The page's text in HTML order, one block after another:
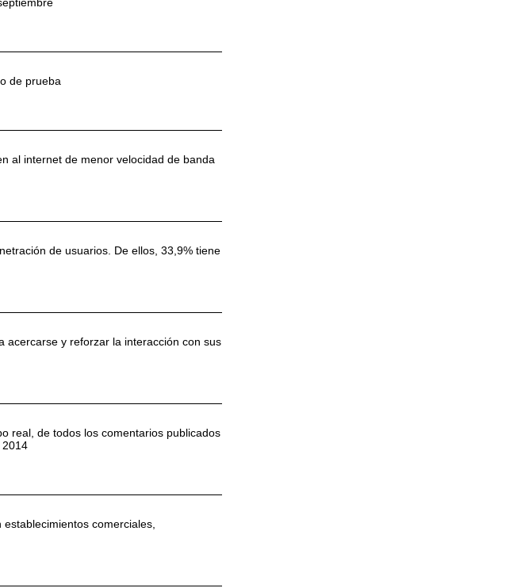
de prueba
al internet de menor velocidad de banda
de usuarios. De ellos, 33,9% tiene
acercarse y reforzar la interacción con sus
real, de todos los comentarios publicados
2014
comerciales,